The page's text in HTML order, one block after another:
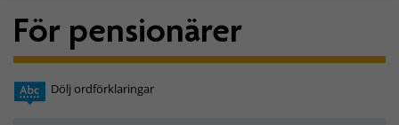
För pensionärer
Dölj ordförklaringar